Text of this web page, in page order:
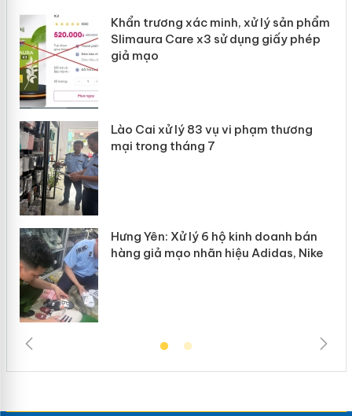
Khẩn trương xác minh, xử lý sản phẩm
Slimaura Care x3 sử dụng giấy phép
giả mạo
Lào Cai xử lý 83 vụ vi phạm thương
mại trong tháng 7
Hưng Yên: Xử lý 6 hộ kinh doanh bán
hàng giả mạo nhãn hiệu Adidas, Nike